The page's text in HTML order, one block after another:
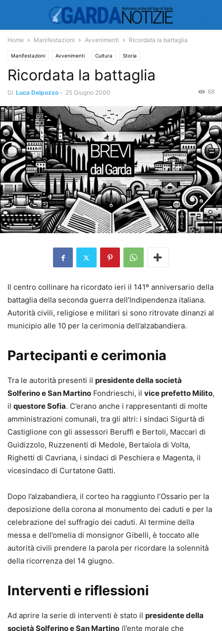
Home Manifestazioni Avvenimenti Ricordata la battaglia
Manifestazioni Avvenimenti Cultura Storia
Ricordata la battaglia
Di Luca Delpozzo - 25 Giugno 2000 68
Il centro collinare ha ricordato ieri il 141º anniversario della
battaglia della seconda guerra dell’Indipendenza italiana.
Autorità civili, religiose e militari si sono ritrovate dinanzi al
municipio alle 10 per la cerimonia dell’alzabandiera.
Partecipanti e cerimonia
Tra le autorità presenti il presidente della società
Solferino e San Martino Fondrieschi, il vice prefetto Milito,
il questore Sofia. C’erano anche i rappresentanti di molte
amministrazioni comunali, tra gli altri: i sindaci Sigurtà di
Castiglione con gli assessori Beruffi e Bertoli, Maccari di
Guidizzolo, Ruzzenenti di Medole, Bertaiola di Volta,
Righetti di Cavriana, i sindaci di Peschiera e Magenta, il
vicesindaco di Curtatone Gatti.
Dopo l’alzabandiera, il corteo ha raggiunto l’Ossario per la
deposizione della corona al monumento dei caduti e per la
celebrazione del suffragio dei caduti. Al termine della
messa e dell’omelia di monsignor Gibelli, è toccato alle
autorità civili prendere la parola per ricordare la solennità
della ricorrenza del 14 giugno.
Interventi e riflessioni
Ad aprire la serie di interventi è stato il presidente della
società Solferino e San Martino (l’ente morale che